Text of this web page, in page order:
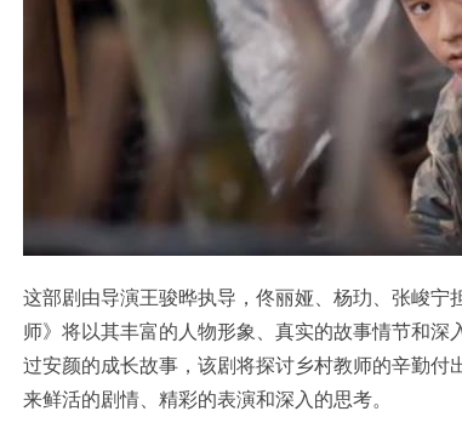
这部剧由导演王骏晔执导，佟丽娅、杨玏、张峻
师》将以其丰富的人物形象、真实的故事情节和
过安颜的成长故事，该剧将探讨乡村教师的辛勤
来鲜活的剧情、精彩的表演和深入的思考。